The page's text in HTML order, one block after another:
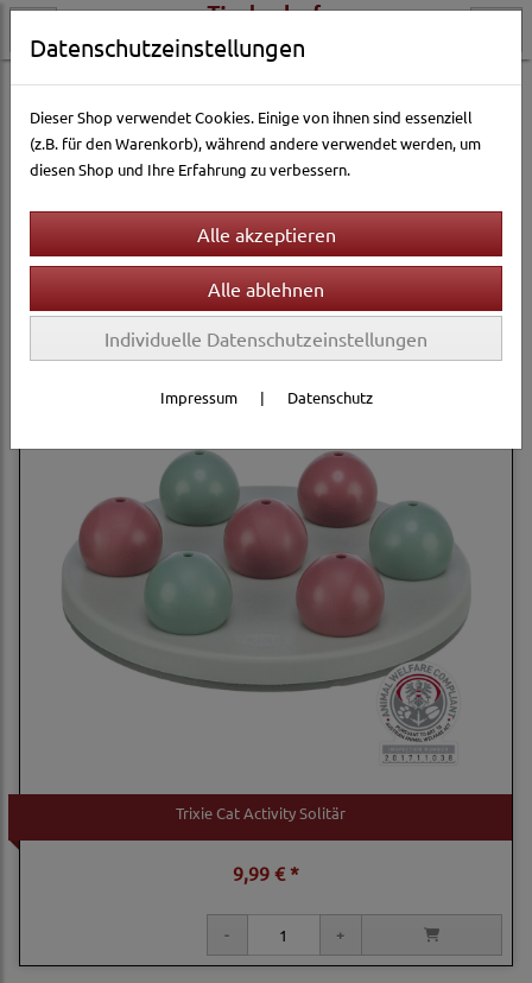
Katzenwelt Katzenspielzeug Intelligenz-Spielzeug
Sortierung wählen
Filter
Trixie Cat Activity Solitär
9,99 € *
Datenschutzeinstellungen
Dieser Shop verwendet Cookies. Einige von ihnen sind essenziell
(z.B. für den Warenkorb), während andere verwendet werden, um
diesen Shop und Ihre Erfahrung zu verbessern.
Individuelle Datenschutzeinstellungen
Impressum | Datenschutz